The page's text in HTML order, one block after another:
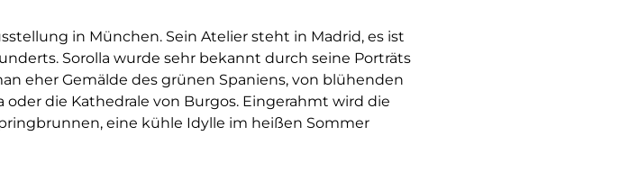
in München. Sein Atelier steht in Madrid, es ist
Sorolla wurde sehr bekannt durch seine Porträts
eher Gemälde des grünen Spaniens, von blühenden
die Kathedrale von Burgos. Eingerahmt wird die
eine kühle Idylle im heißen Sommer